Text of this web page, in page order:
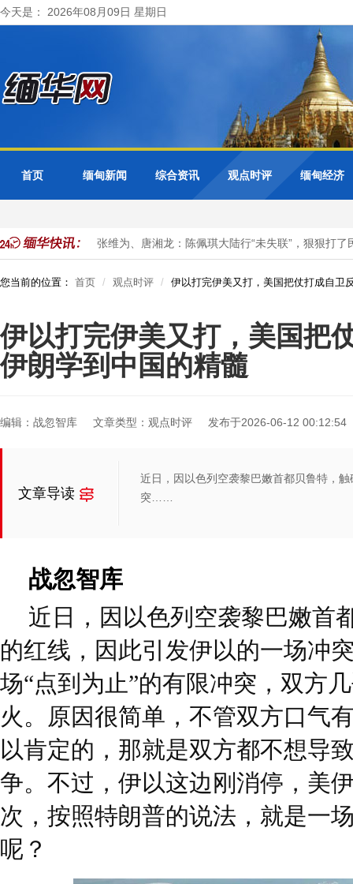
今天是： 2026年08月09日 星期日
首页 缅甸新闻 综合资讯 观点时评 缅甸经济
合作会议 张维为、唐湘龙：陈佩琪大陆行“未失联”，狠狠打了民
您当前的位置： 首页 观点时评 伊以打完伊美又打，美国把仗打成自卫
伊以打完伊美又打，美国把
伊朗学到中国的精髓
编辑：战忽智库 文章类型：观点时评 发布于2026-06-12 00:12:54
文章导读
近日，因以色列空袭黎巴嫩首都贝鲁特，
突……
战忽智库
近日，因以色列空袭黎巴嫩首
的红线，因此引发伊以的一场冲
场“点到为止”的有限冲突，双方
火。原因很简单，不管双方口气
以肯定的，那就是双方都不想导
争。不过，伊以这边刚消停，美
次，按照特朗普的说法，就是一
呢？